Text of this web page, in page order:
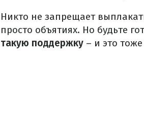
Никто не запрещает
просто объятиях. Но будьте
такую поддержку – и это